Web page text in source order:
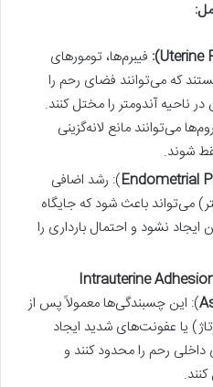
:
Uterine
): فیبرم‌ها، تومورهای
که می‌توانند فضای رحم را
ناحیه آندومتر را مختل کنند.
می‌توانند مانع لانه‌گزینی
شوند.
Endometrial): رشد اضافی
می‌تواند باعث شود که جایگاه
ایجاد نشود و احتمال بارداری را
Intrauterine
): این چسبندگی‌ها معمولاً پس از
یا عفونت‌های شدید ایجاد
رحم را محدود کنند و